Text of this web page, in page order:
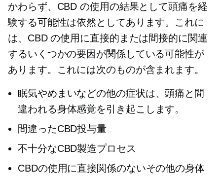
かわらず、CBD の使用の結果として頭痛を経
験する可能性は依然としてあります。これに
は、CBD の使用に直接的または間接的に関連
するいくつかの要因が関係している可能性が
あります。これには次のものが含まれます。
眠気やめまいなどの他の症状は、頭痛と間
違われる身体感覚を引き起こします。
間違ったCBD投与量
不十分なCBD製造プロセス
CBDの使用に直接関係のないその他の身体